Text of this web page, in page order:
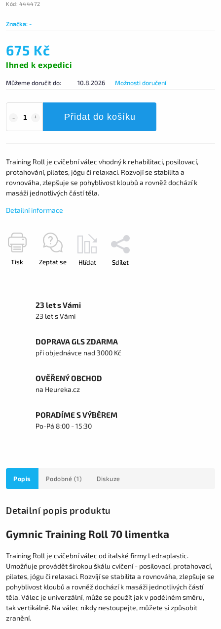
Kód: 444472
Značka:-
675 Kč
Ihned k expedici
Můžeme doručit do: 10.8.2026 Možnosti doručení
Přidat do košíku
Training Roll je cvičební válec vhodný k rehabilitaci, posilovací,
protahování, pilates, jógu či relaxaci. Rozvojí se stabilita a
rovnováha, zlepšuje se pohyblivost kloubů a rovněž dochází k
masáži jednotlivých částí těla.
Detailní informace
Tisk Zeptat se Hlídat Sdílet
23 let s Vámi
23 let s Vámi
DOPRAVA GLS ZDARMA
při objednávce nad 3000 Kč
OVĚŘENÝ OBCHOD
na Heureka.cz
PORADÍME S VÝBĚREM
Po-Pá 8:00 - 15:30
Popis Podobné (1) Diskuze
Detailní popis produktu
Gymnic Training Roll 70 limentka
Training Roll je cvičební válec od italské firmy Ledraplastic.
Umožňuje provádět širokou škálu cvičení - posilovací, protahovací,
pilates, jógu či relaxaci. Rozvíjí se stabilita a rovnováha, zlepšuje se
pohyblivost kloubů a rovněž dochází k masáži jednotlivých částí
těla. Válec je univerzální, může se použít jak v podélném směru,
tak vertikálně. Na válec nikdy nestoupejte, můžete si způsobit
zranění.